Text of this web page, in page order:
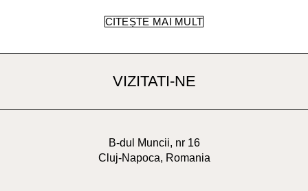
CITEȘTE MAI MULT
VIZITATI-NE
B-dul Muncii, nr 16
Cluj-Napoca, Romania